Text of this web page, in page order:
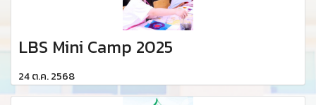
LBS Mini Camp 2025
24 ต.ค. 2568